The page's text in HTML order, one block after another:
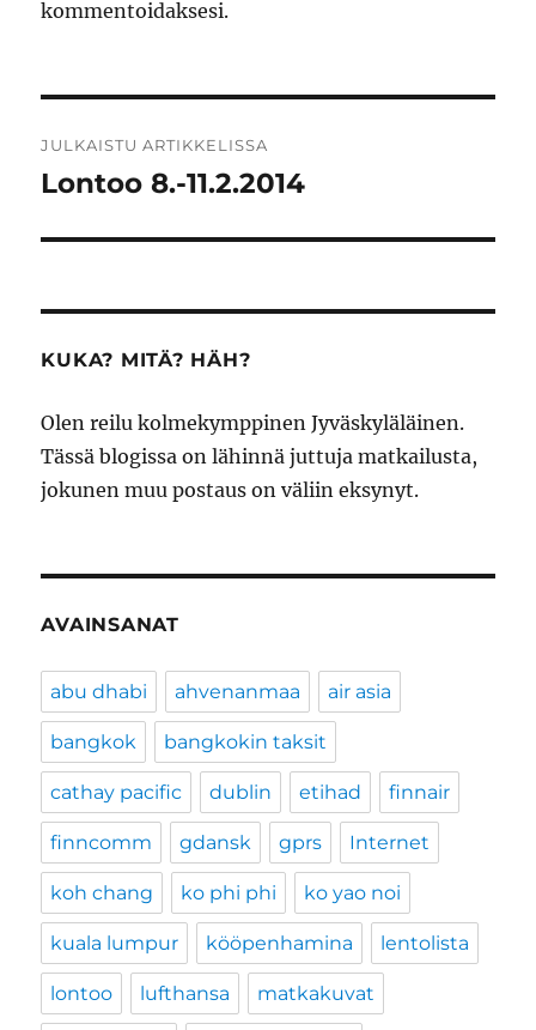
kommentoidaksesi.
selaus
JULKAISTU ARTIKKELISSA
Lontoo 8.-11.2.2014
KUKA? MITÄ? HÄH?
Olen reilu kolmekymppinen Jyväskyläläinen.
Tässä blogissa on lähinnä juttuja matkailusta,
jokunen muu postaus on väliin eksynyt.
AVAINSANAT
abu dhabi ahvenanmaa air asia
bangkok bangkokin taksit
cathay pacific dublin etihad finnair
finncomm gdansk gprs Internet
koh chang ko phi phi ko yao noi
kuala lumpur kööpenhamina lentolista
lontoo lufthansa matkakuvat